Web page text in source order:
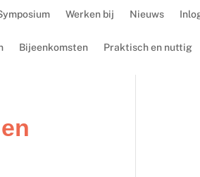
Werken bij Nieuws
Bijeenkomsten Praktisch en nuttig